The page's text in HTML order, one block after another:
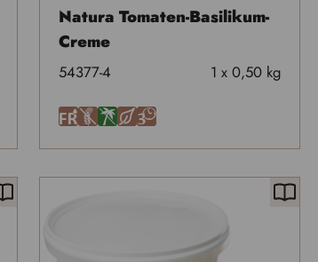
Natura Tomaten-Basilikum-
Creme
54377-4 1 x 0,50 kg
FU Ä H3